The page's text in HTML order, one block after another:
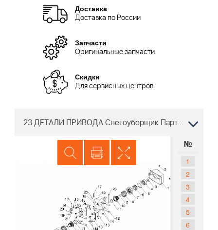
Доставка
Доставка по России
Запчасти
Оригинальные запчасти
Скидки
Для сервисных центров
23 ДЕТАЛИ ПРИВОДА Снегоуборщик Партнер PSB270, 96191004403, 2012-05
№
1
2
3
4
5
6